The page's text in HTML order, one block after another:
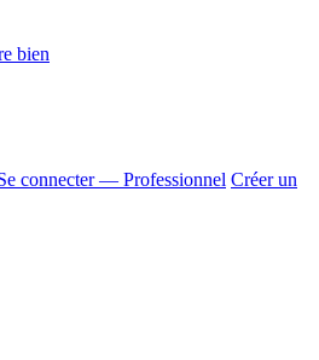
bien
connecter — Professionnel Créer un